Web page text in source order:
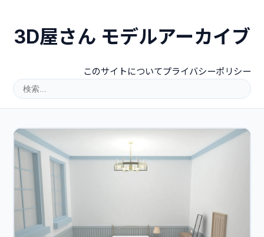
3D屋さん モデルアーカイブ
このサイトについてプライバシーポリシー